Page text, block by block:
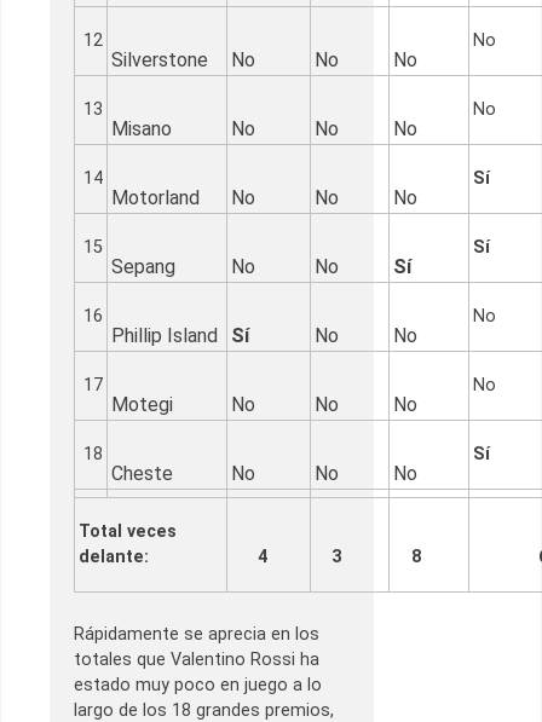
12
Silverstone No No No
No
13
Misano No No No
No
14
Motorland No No No
Sí
15
Sepang No No Sí
Sí
16
Phillip Island Sí No No
No
17
Motegi No No No
No
18
Cheste No No No
Sí
Total veces
delante:
4 3 8
Rápidamente se aprecia en los
totales que Valentino Rossi ha
estado muy poco en juego a lo
largo de los 18 grandes premios,